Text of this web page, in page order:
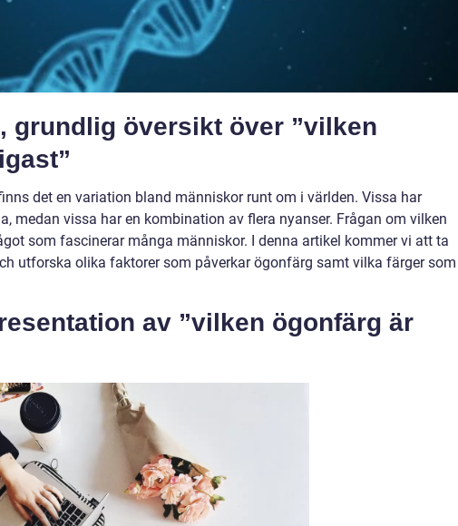
grundlig översikt över ”vilken
det en variation bland människor runt om i världen. Vissa har
medan vissa har en kombination av flera nyanser. Frågan om vilken
som fascinerar många människor. I denna artikel kommer vi att ta
utforska olika faktorer som påverkar ögonfärg samt vilka färger som
av ”vilken ögonfärg är